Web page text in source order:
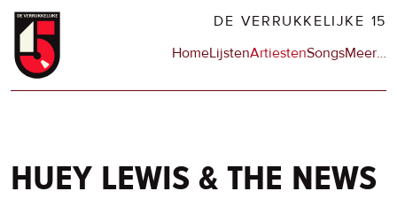
Overslaan
naar
DE VERRUKKELIJKE 15
Hoofdnavigatie
HomeLijstenArtiestenSongsMeerop
…
huey lewis & the news